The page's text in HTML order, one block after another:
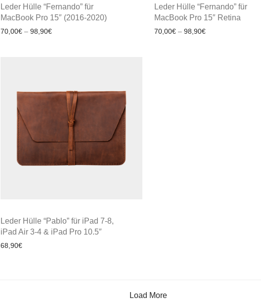
Leder Hülle “Fernando” für
MacBook Pro 15″ (2016-2020)
70,00€ – 98,90€
Leder Hülle “Fernando” für
MacBook Pro 15″ Retina
70,00€ – 98,90€
Leder Hülle “Pablo” für iPad 7-8,
iPad Air 3-4 & iPad Pro 10.5″
68,90€
Load More